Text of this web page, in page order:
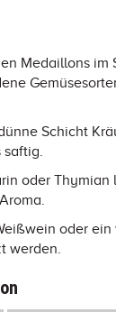
Medaillons im
Schicht
saftig.
oder
oder
werden.